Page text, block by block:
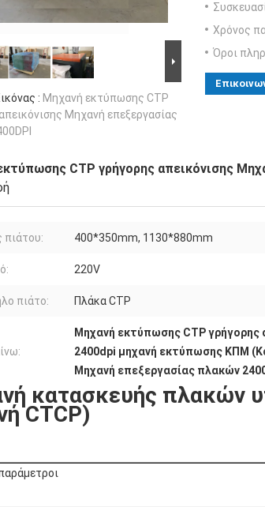
: Μηχανή εκτύπωσης CTP
Μηχανή επεξεργασίας
Χρόνος
Όροι
CTP γρήγορης απεικόνισης
πιάτου: 400*350mm, 1130*880mm
220V
πιάτο: Πλάκα CTP
Μηχανή εκτύπωσης CTP γρήγορης
2400dpi μηχανή εκτύπωσης ΚΠΜ
Μηχανή επεξεργασίας πλακών
κατασκευής πλακών
CTCP)